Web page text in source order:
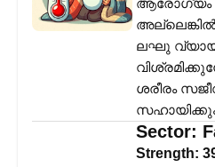
ആരോഗ്യം
ലഘു
ശരീരം
Sector:
Strength: